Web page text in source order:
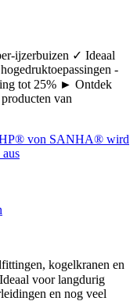
ijzerbuizen ✓ Ideaal
-
tot 25% ► Ontdek
van
kogelkranen en
voor langdurig
en nog veel